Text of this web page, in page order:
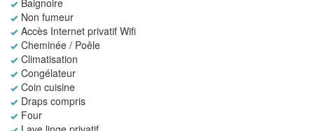
Non fumeur
Accès Internet privatif Wifi
Cheminée / Poêle
Climatisation
Congélateur
Coin cuisine
Draps compris
Four